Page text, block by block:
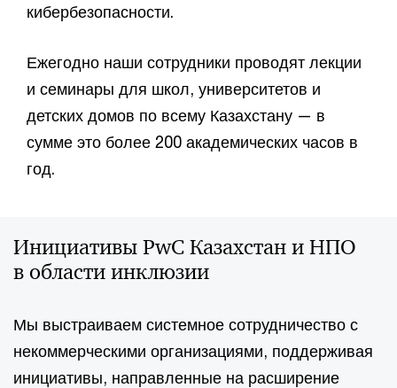
кибербезопасности.​
Ежегодно наши сотрудники проводят лекции
и семинары для школ, университетов и
детских домов по всему Казахстану — в
сумме это более 200 академических часов в
год.​
Инициативы PwC Казахстан и НПО
в области инклюзии​
Мы выстраиваем системное сотрудничество с
некоммерческими организациями, поддерживая
инициативы, направленные на расширение